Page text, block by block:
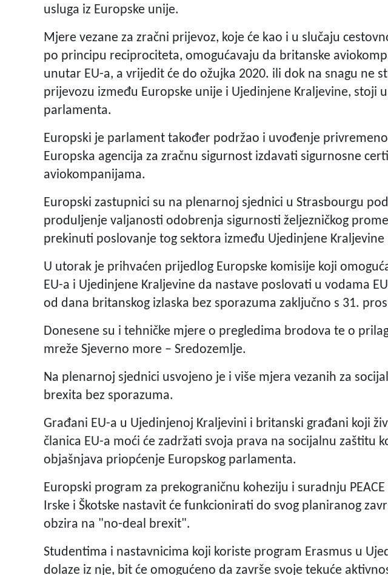
usluga iz Europske unije.
Mjere vezane za zračni prijevoz, koje će kao i u slučaju
po principu reciprociteta, omogućavaju da britanske
unutar EU-a, a vrijedit će do ožujka 2020. ili dok na snagu ne
prijevozu između Europske unije i Ujedinjene Kraljevine, stoji
parlamenta.
Europski je parlament također podržao i uvođenje
Europska agencija za zračnu sigurnost izdavati sigurnosne
aviokompanijama.
Europski zastupnici su na plenarnoj sjednici u Strasbourgu
produljenje valjanosti odobrenja sigurnosti željezničkog
prekinuti poslovanje tog sektora između Ujedinjene Kraljevine
U utorak je prihvaćen prijedlog Europske komisije koji
EU-a i Ujedinjene Kraljevine da nastave poslovati u vodama
od dana britanskog izlaska bez sporazuma zaključno s 31.
Donesene su i tehničke mjere o pregledima brodova te o
mreže Sjeverno more – Sredozemlje.
Na plenarnoj sjednici usvojeno je i više mjera vezanih za
brexita bez sporazuma.
Građani EU-a u Ujedinjenoj Kraljevini i britanski građani koji
članica EU-a moći će zadržati svoja prava na socijalnu zaštitu
objašnjava priopćenje Europskog parlamenta.
Europski program za prekograničnu koheziju i suradnju
Irske i Škotske nastavit će funkcionirati do svog planiranog
obzira na "no-deal brexit".
Studentima i nastavnicima koji koriste program Erasmus u
dolaze iz nje, bit će omogućeno da završe svoje tekuće